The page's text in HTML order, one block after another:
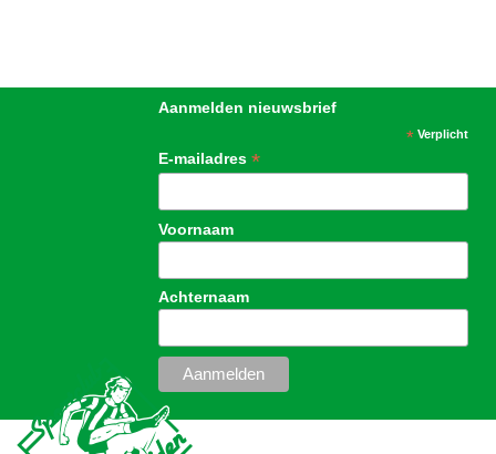
Aanmelden nieuwsbrief
*Verplicht
E-mailadres*
Voornaam
Achternaam